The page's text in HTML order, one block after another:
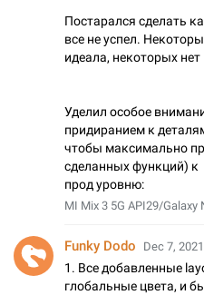
Постарался сделать
все не успел.
идеала, некоторых
Уделил особое
придиранием к
чтобы максимально
сделанных функций) к
прод уровню:
MI Mix 3 5G API29/Galaxy
Funky Dodo Dec 7,
1. Все добавленные
глобальные цвета, и